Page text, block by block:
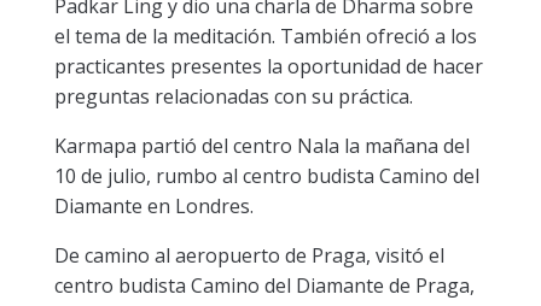
Padkar Ling y dio una charla de Dharma sobre
el tema de la meditación. También ofreció a los
practicantes presentes la oportunidad de hacer
preguntas relacionadas con su práctica.
Karmapa partió del centro Nala la mañana del
10 de julio, rumbo al centro budista Camino del
Diamante en Londres.
De camino al aeropuerto de Praga, visitó el
centro budista Camino del Diamante de Praga,